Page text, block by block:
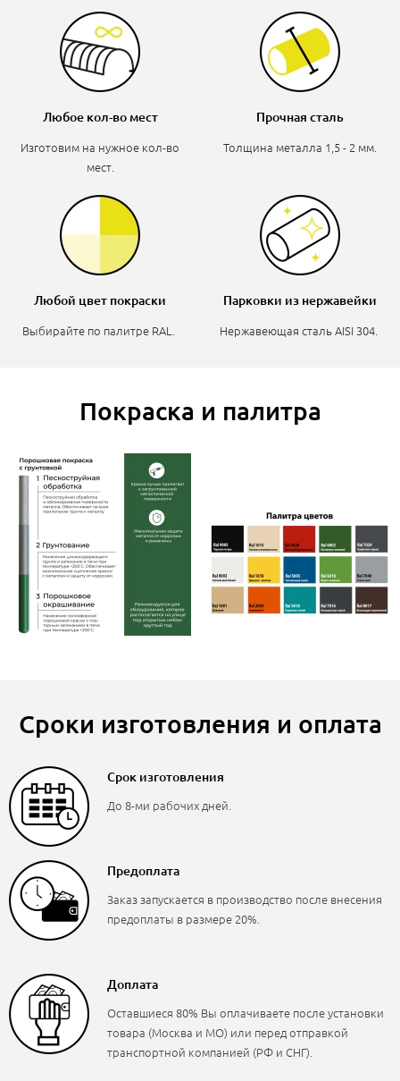
Любое кол-во мест
Изготовим на нужное кол-во
мест.
Прочная сталь
Толщина металла 1,5 - 2 мм.
Любой цвет покраски
Выбирайте по палитре RAL.
Парковки из нержавейки
Нержавеющая сталь AISI 304.
Покраска и палитра
Сроки изготовления и оплата
Срок изготовления
До 8-ми рабочих дней.
Предоплата
Заказ запускается в производство после внесения
предоплаты в размере 20%.
Доплата
Оставшиеся 80% Вы оплачиваете после установки
товара (Москва и МО) или перед отправкой
транспортной компанией (РФ и СНГ).